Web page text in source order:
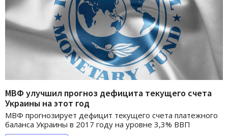
МВФ улучшил прогноз дефицита текущего счета
Украины на этот год
МВФ прогнозирует дефицит текущего счета платежного
баланса Украины в 2017 году на уровне 3,3% ВВП